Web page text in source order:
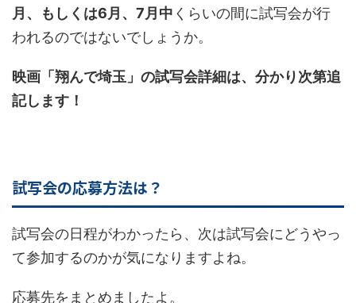
月、もしくは6月、7月中 くらいの間に試写会が行
われるのではないでしょうか。
映画「翔んで埼玉」の試写会詳細は、分かり次第追
記します！
試写会の応募方法は？
試写会の日程がわかったら、次は試写会にどうやっ
て参加するのかが気になりますよね。
応募先をまとめましたよ。